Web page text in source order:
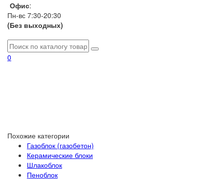
Офис:
Пн-вс 7:30-20:30
(Без выходных)
0
Похожие категории
Газоблок (газобетон)
Керамические блоки
Шлакоблок
Пеноблок